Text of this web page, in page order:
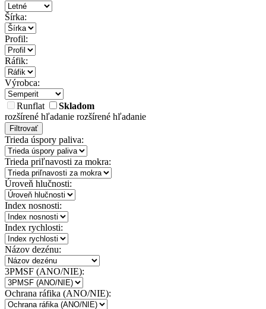
Šírka:
Profil:
Ráfik:
Výrobca:
Runflat
Skladom
rozšírené hľadanie rozšírené hľadanie
Filtrovať
Trieda úspory paliva:
Trieda priľnavosti za mokra:
Úroveň hlučnosti:
Index nosnosti:
Index rychlosti:
Názov dezénu:
3PMSF (ANO/NIE):
Ochrana ráfika (ANO/NIE):